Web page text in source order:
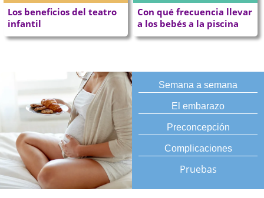
Los beneficios del teatro
infantil
Con qué frecuencia llevar
a los bebés a la piscina
Semana a semana
El embarazo
Preconcepción
Complicaciones
Pruebas